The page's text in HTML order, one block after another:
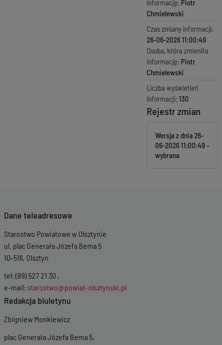
informację: Piotr
Chmielewski
Czas zmiany informacji:
26-06-2026 11:00:49
Osoba, która zmieniła
informację: Piotr
Chmielewski
Liczba wyświetleń
informacji: 130
Rejestr zmian
Wersja z dnia26-
06-2026 11:00:49
Dane teleadresowe
Starostwo Powiatowe w Olsztynie
ul. plac Generała Józefa Bema 5
10-516, Olsztyn
tel: (89) 527 21 30 ,
e-mail: starostwo@powiat-olsztynski.pl
Redakcja biuletynu
Zbigniew Monkiewicz
plac Generała Józefa Bema 5,